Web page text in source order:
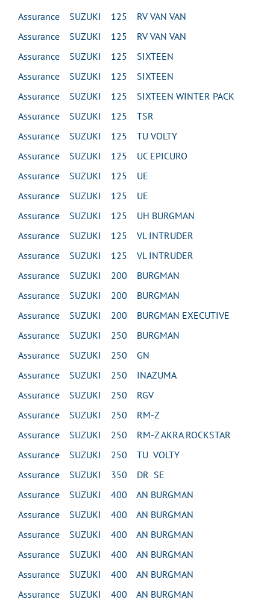
Assurance SUZUKI 125 RV VAN VAN
Assurance SUZUKI 125 RV VAN VAN
Assurance SUZUKI 125 SIXTEEN
Assurance SUZUKI 125 SIXTEEN
Assurance SUZUKI 125 SIXTEEN WINTER PACK
Assurance SUZUKI 125 TSR
Assurance SUZUKI 125 TU VOLTY
Assurance SUZUKI 125 UC EPICURO
Assurance SUZUKI 125 UE
Assurance SUZUKI 125 UE
Assurance SUZUKI 125 UH BURGMAN
Assurance SUZUKI 125 VL INTRUDER
Assurance SUZUKI 125 VL INTRUDER
Assurance SUZUKI 200 BURGMAN
Assurance SUZUKI 200 BURGMAN
Assurance SUZUKI 200 BURGMAN EXECUTIVE
Assurance SUZUKI 250 BURGMAN
Assurance SUZUKI 250 GN
Assurance SUZUKI 250 INAZUMA
Assurance SUZUKI 250 RGV
Assurance SUZUKI 250 RM-Z
Assurance SUZUKI 250 RM-Z AKRA ROCKSTAR
Assurance SUZUKI 250 TU VOLTY
Assurance SUZUKI 350 DR SE
Assurance SUZUKI 400 AN BURGMAN
Assurance SUZUKI 400 AN BURGMAN
Assurance SUZUKI 400 AN BURGMAN
Assurance SUZUKI 400 AN BURGMAN
Assurance SUZUKI 400 AN BURGMAN
Assurance SUZUKI 400 AN BURGMAN